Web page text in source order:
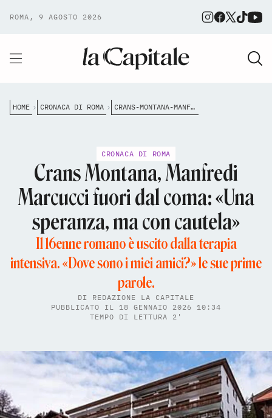
ROMA, 9 AGOSTO 2026
HOME CRONACA DI ROMA CRANS-MONTANA-MANFREDI-MARCUCCI-FUORI-DAL-COMA-UNA-SPERANZA-MA-CON-CAUTELA
CRONACA DI ROMA
Crans Montana, Manfredi
Marcucci fuori dal coma: «Una
speranza, ma con cautela»
Il 16enne romano è uscito dalla terapia
intensiva. «Dove sono i miei amici?» le sue prime
parole.
DI REDAZIONE LA CAPITALE
PUBBLICATO IL 18 GENNAIO 2026 10:34
TEMPO DI LETTURA 2'